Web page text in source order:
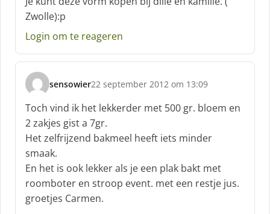
h
r
e
f
Zwolle):p
Login om te reageren
sensowier
s
c
h
r
e
e
f
22 september 2012 om 13:09
Toch vind ik het lekkerder met 500 gr. bloem en
2 zakjes gist a 7gr.
Het zelfrijzend bakmeel heeft iets minder
smaak.
En het is ook lekker als je een plak bakt met
roomboter en stroop event. met een restje jus.
groetjes Carmen.